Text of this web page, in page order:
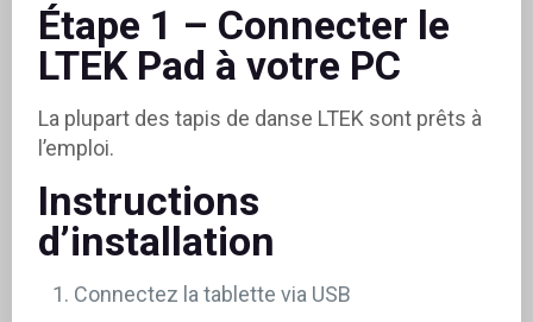
Étape 1 – Connecter le
LTEK Pad à votre PC
La plupart des tapis de danse LTEK sont prêts à
l’emploi.
Instructions
d’installation
Connectez la tablette via USB